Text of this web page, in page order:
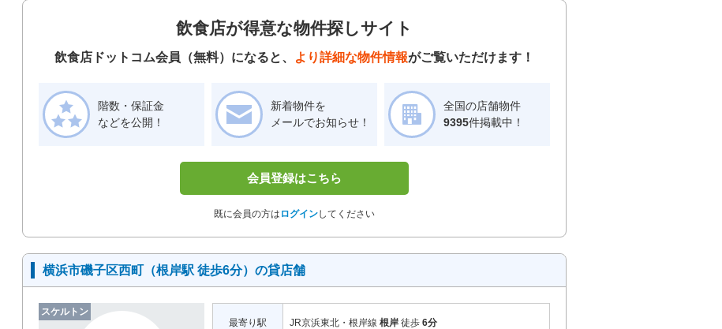
飲食店が得意な物件探しサイト
飲食店ドットコム会員（無料）になると、 より詳細な物件情報がご覧いただけます！
階数・保証金
などを公開！
新着物件を
メールでお知らせ！
全国の店舗物件
9395件掲載中！
会員登録はこちら
既に会員の方は ログインしてください
横浜市磯子区西町（根岸駅 徒歩6分）の貸店舗
スケルトン
最寄り駅 JR京浜東北・根岸線 根岸 徒歩 6分